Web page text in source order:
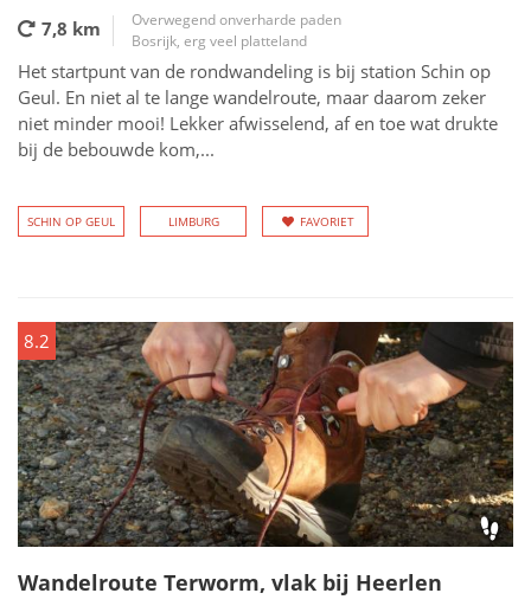
7,8 km
Overwegend onverharde paden
Bosrijk, erg veel platteland
Het startpunt van de rondwandeling is bij station Schin op
Geul. En niet al te lange wandelroute, maar daarom zeker
niet minder mooi! Lekker afwisselend, af en toe wat drukte
bij de bebouwde kom,...
SCHIN OP GEUL LIMBURG FAVORIET
8.2
Wandelroute Terworm, vlak bij Heerlen